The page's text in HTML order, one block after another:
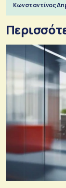
Κωνσταντίνος